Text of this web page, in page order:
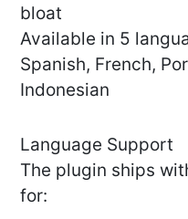
bloat
Available in 5
Spanish, French,
Indonesian
Language Support
The plugin ships
for: